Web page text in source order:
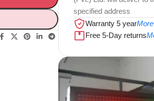
specified address
Warranty 5 year
Free 5-Day returns